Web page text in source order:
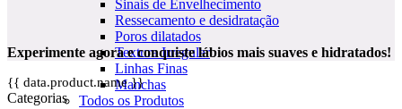
Sinais de Envelhecimento
Ressecamento e desidratação
Poros dilatados
Textura Irregular
Linhas Finas
Manchas
Todos os Produtos
Experimente agora e conquiste lábios mais suaves e hidratados!
{{ data.product.name }}
Categorias